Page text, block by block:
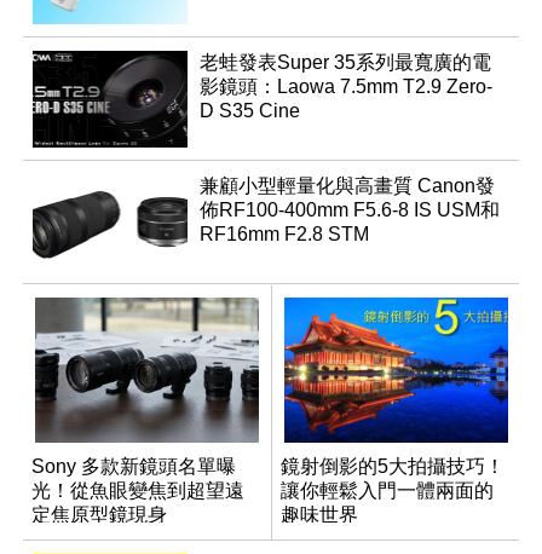
老蛙發表Super 35系列最寬廣的電
影鏡頭：Laowa 7.5mm T2.9 Zero-
D S35 Cine
兼顧小型輕量化與高畫質 Canon發
佈RF100-400mm F5.6-8 IS USM和
RF16mm F2.8 STM
Sony 多款新鏡頭名單曝
光！從魚眼變焦到超望遠
定焦原型鏡現身
鏡射倒影的5大拍攝技巧！
讓你輕鬆入門一體兩面的
趣味世界